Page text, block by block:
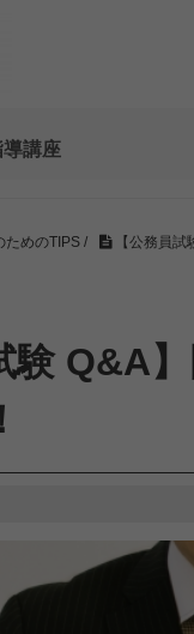
講座
ためのTIPS/ 【公務員試
験 Q&A